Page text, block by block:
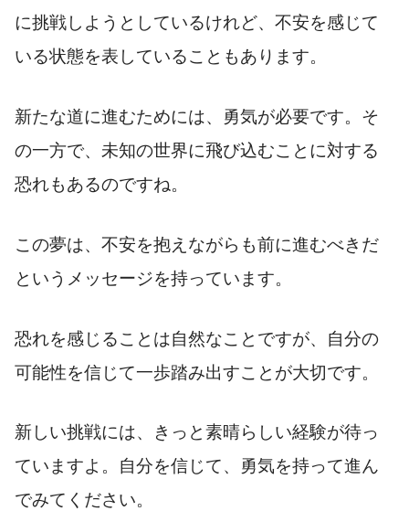
に挑戦しようとしているけれど、不安を感じて
いる状態を表していることもあります。
新たな道に進むためには、勇気が必要です。そ
の一方で、未知の世界に飛び込むことに対する
恐れもあるのですね。
この夢は、不安を抱えながらも前に進むべきだ
というメッセージを持っています。
恐れを感じることは自然なことですが、自分の
可能性を信じて一歩踏み出すことが大切です。
新しい挑戦には、きっと素晴らしい経験が待っ
ていますよ。自分を信じて、勇気を持って進ん
でみてください。